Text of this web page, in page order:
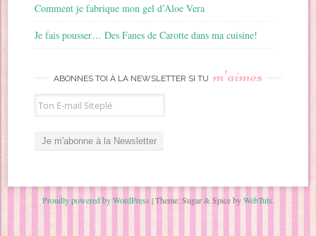
Comment je fabrique mon gel d’Aloe Vera
Je fais pousser… Des Fanes de Carotte dans ma cuisine!
ABONNES TOI À LA NEWSLETTER SI TU m’aimes
Proudly powered by WordPress |Theme: Sugar & Spice byWebTuts.